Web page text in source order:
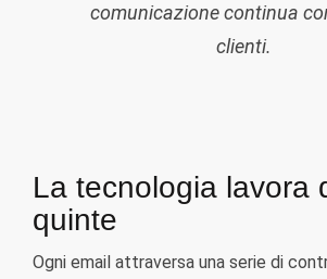
comunicazione continua
clienti.
La tecnologia lavora
quinte
Ogni email attraversa una serie di